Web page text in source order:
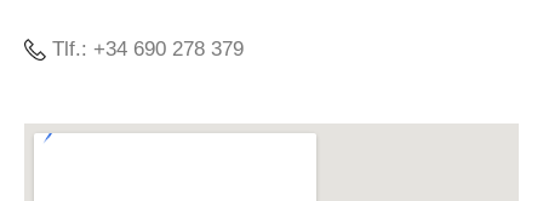
Tlf.: +34 690 278 379